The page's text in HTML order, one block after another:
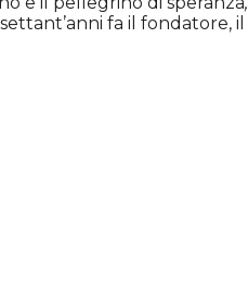
fa il fondatore, il